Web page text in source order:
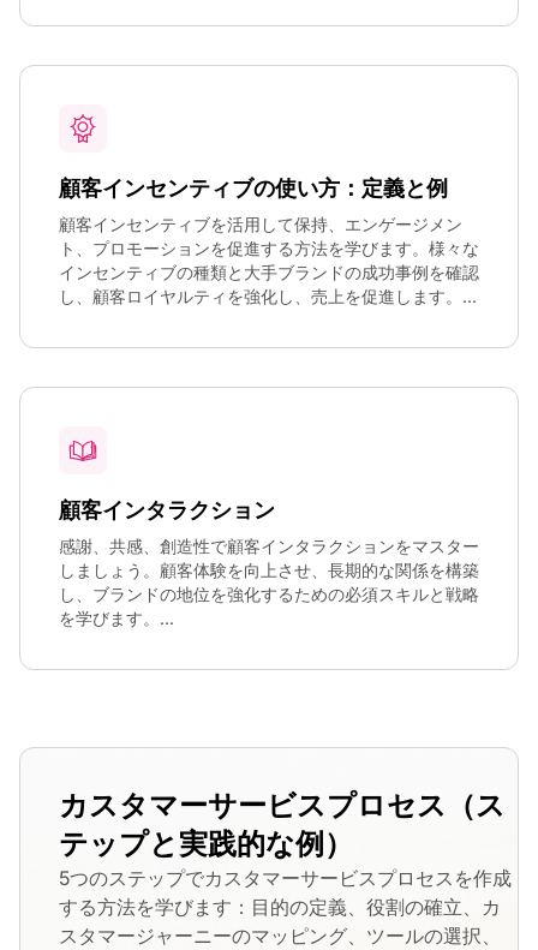
顧客インセンティブの使い方：定義と例
顧客インセンティブを活用して保持、エンゲージメン
ト、プロモーションを促進する方法を学びます。様々な
インセンティブの種類と大手ブランドの成功事例を確認
し、顧客ロイヤルティを強化し、売上を促進します。...
顧客インタラクション
感謝、共感、創造性で顧客インタラクションをマスター
しましょう。顧客体験を向上させ、長期的な関係を構築
し、ブランドの地位を強化するための必須スキルと戦略
を学びます。...
カスタマーサービスプロセス（ス
テップと実践的な例）
5つのステップでカスタマーサービスプロセスを作成
する方法を学びます：目的の定義、役割の確立、カ
スタマージャーニーのマッピング、ツールの選択、